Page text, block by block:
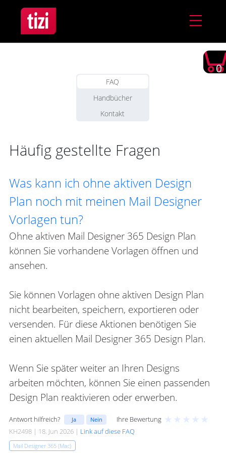
0
FAQ
Handbücher
Kontakt
Häufig gestellte Fragen
Was kann ich ohne aktiven Design
Plan noch mit meinen Mail Designer
Vorlagen tun?
Ohne aktiven Mail Designer 365 Design Plan
können Sie vorhandene Vorlagen öffnen und
ansehen.
Sie können Vorlagen ohne aktiven Design Plan
nicht bearbeiten, speichern, exportieren oder
versenden. Für diese Aktionen benötigen Sie
einen aktuellen Mail Designer 365 Design Plan.
Wenn Sie später weiter an Ihren Designs
arbeiten möchten, können Sie einen passenden
Design Plan reaktivieren oder erwerben.
Antwort hilfreich? Ja Nein Ihre Bewertung ★ ★ ★ ★ ★
KH2498 | 18. Jun 2026 | Link auf diese FAQ
Mail Designer 365 (Mac)